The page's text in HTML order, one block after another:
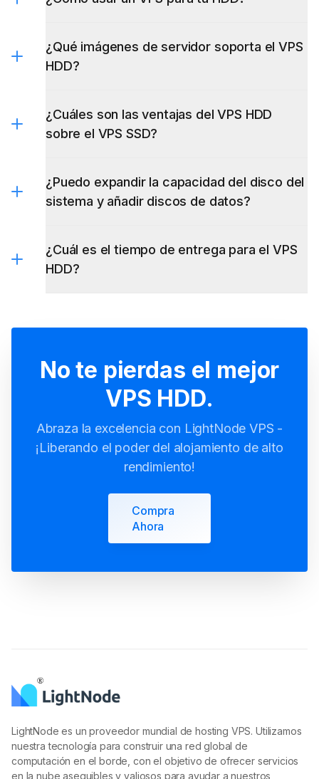
¿Qué imágenes de servidor soporta el VPS
HDD?
¿Cuáles son las ventajas del VPS HDD
sobre el VPS SSD?
¿Puedo expandir la capacidad del disco del
sistema y añadir discos de datos?
¿Cuál es el tiempo de entrega para el VPS
HDD?
No te pierdas el mejor
VPS HDD.
Abraza la excelencia con LightNode VPS -
¡Liberando el poder del alojamiento de alto
rendimiento!
Compra
Ahora
LightNode es un proveedor mundial de hosting VPS. Utilizamos
nuestra tecnología para construir una red global de
computación en el borde, con el objetivo de ofrecer servicios
en la nube asequibles y valiosos para ayudar a nuestros